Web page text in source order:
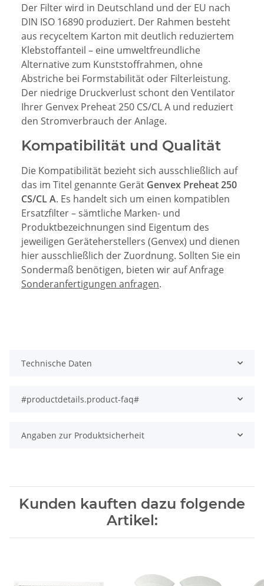
Der Filter wird in Deutschland und der EU nach
DIN ISO 16890 produziert. Der Rahmen besteht
aus recyceltem Karton mit deutlich reduziertem
Klebstoffanteil – eine umweltfreundliche
Alternative zum Kunststoffrahmen, ohne
Abstriche bei Formstabilität oder Filterleistung.
Der niedrige Druckverlust schont den Ventilator
Ihrer Genvex Preheat 250 CS/CL A und reduziert
den Stromverbrauch der Anlage.
Kompatibilität und Qualität
Die Kompatibilität bezieht sich ausschließlich auf
das im Titel genannte Gerät Genvex Preheat 250
CS/CL A. Es handelt sich um einen kompatiblen
Ersatzfilter – sämtliche Marken- und
Produktbezeichnungen sind Eigentum des
jeweiligen Geräteherstellers (Genvex) und dienen
hier ausschließlich der Zuordnung. Sollten Sie ein
Sondermaß benötigen, bieten wir auf Anfrage
Sonderanfertigungen anfragen.
Technische Daten
#productdetails.product-faq#
Angaben zur Produktsicherheit
Kunden kauften dazu folgende
Artikel: